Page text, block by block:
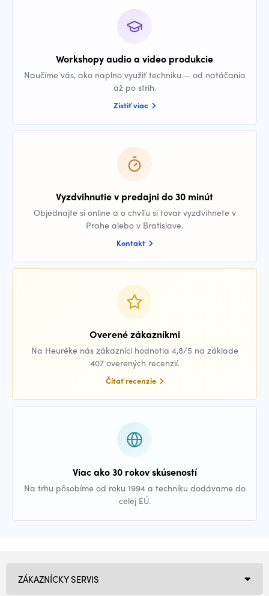
Workshopy audio a video produkcie
Naučíme vás, ako naplno využiť techniku — od natáčania
až po strih.
Zistiť viac
Vyzdvihnutie v predajni do 30 minút
Objednajte si online a o chvíľu si tovar vyzdvihnete v
Prahe alebo v Bratislave.
Kontakt
Overené zákazníkmi
Na Heuréke nás zákazníci hodnotia 4,8/5 na základe
407 overených recenzií.
Čítať recenzie
Viac ako 30 rokov skúseností
Na trhu pôsobíme od roku 1994 a techniku dodávame do
celej EÚ.
ZÁKAZNÍCKY SERVIS